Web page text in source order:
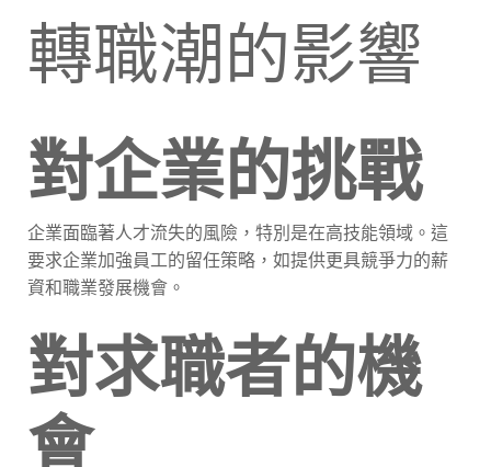
轉職潮的影響
對企業的挑戰
企業面臨著人才流失的風險，特別是在高技能領域。這
要求企業加強員工的留任策略，如提供更具競爭力的薪
資和職業發展機會。
對求職者的機
會